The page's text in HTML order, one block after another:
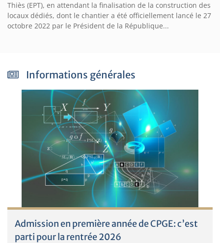
Thiès (EPT), en attendant la finalisation de la construction des
locaux dédiés, dont le chantier a été officiellement lancé le 27
octobre 2022 par le Président de la République...
Informations générales
Admission en première année de CPGE: c’est
parti pour la rentrée 2026